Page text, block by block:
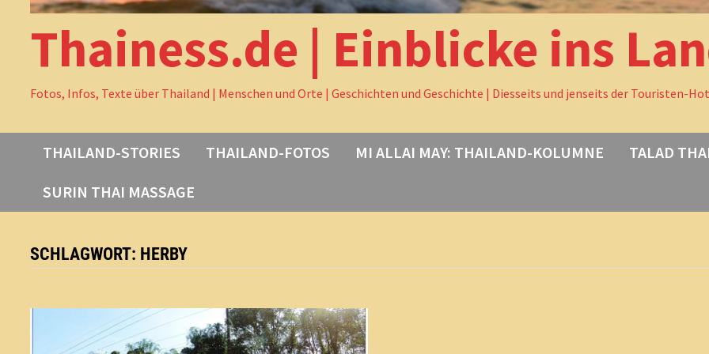
Thainess.de | Einblicke ins
Fotos, Infos, Texte über Thailand | Menschen und Orte | Geschichten und Geschichte | Diesseits und jenseits der Touristen-
THAILAND-STORIES THAILAND-FOTOS MI ALLAI MAY: THAILAND-KOLUMNE
TALAD
SURIN THAI MASSAGE
SCHLAGWORT: HERBY